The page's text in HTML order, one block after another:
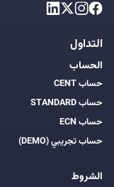
التداول
الحساب
حساب CENT
حساب STANDARD
حساب ECN
حساب تجريبي (DEMO)
الشروط